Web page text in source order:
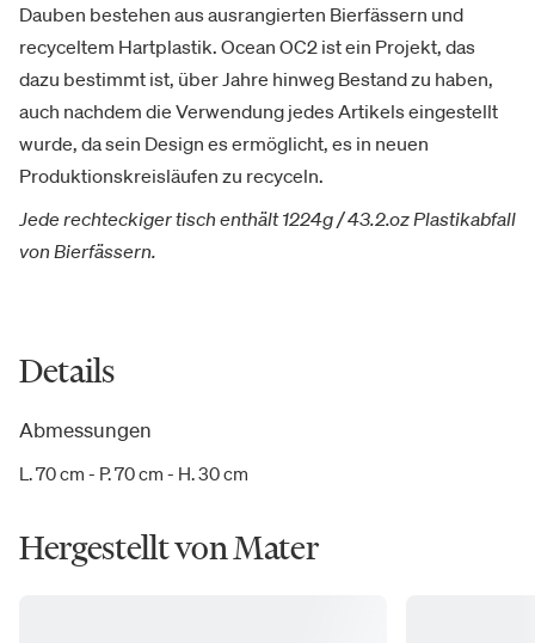
Dauben bestehen aus ausrangierten Bierfässern und
recyceltem Hartplastik. Ocean OC2 ist ein Projekt, das
dazu bestimmt ist, über Jahre hinweg Bestand zu haben,
auch nachdem die Verwendung jedes Artikels eingestellt
wurde, da sein Design es ermöglicht, es in neuen
Produktionskreisläufen zu recyceln.
Jede rechteckiger tisch enthält 1224g / 43.2.oz Plastikabfall
von Bierfässern.
Details
Abmessungen
L. 70 cm - P. 70 cm - H. 30 cm
Hergestellt von Mater